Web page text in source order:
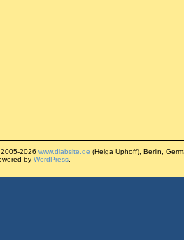
2026 www.diabsite.de (Helga Uphoff), Berlin,
by WordPress.